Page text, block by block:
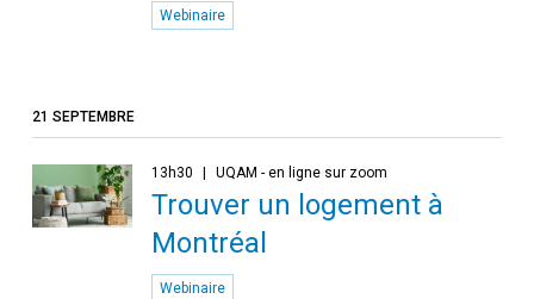
Webinaire
21 SEPTEMBRE
13h30 UQAM - en ligne sur zoom
Trouver un logement à
Montréal
Webinaire